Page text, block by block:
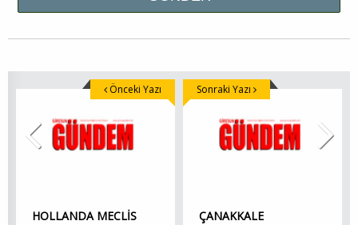
HOLLANDA MECLİS
Önceki Yazı
ÇANAKKALE
Sonraki Yazı